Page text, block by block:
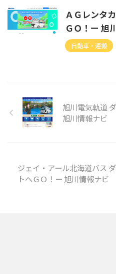
ＡＧレンタ
ＧＯ！ー 旭
自動車・運搬
旭川電気軌道
旭川情報ナビ
ジェイ・アール北海道バス
トへＧＯ！ー 旭川情報ナビ